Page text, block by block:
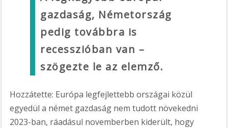
gazdaság, Németország
pedig továbbra is
recesszióban van –
szögezte le az elemző.
Hozzátette: Európa legfejlettebb országai közül
egyedül a német gazdaság nem tudott növekedni
2023-ban, ráadásul novemberben kiderült, hogy